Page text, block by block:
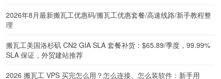
2026年8月最新搬瓦工优惠码/搬瓦工优惠套餐/高速线路/新手教程整
理
搬瓦工美国洛杉矶 CN2 GIA SLA 套餐补货：$65.89/季度，99.99%
SLA 保证，外贸建站推荐
2026 搬瓦工 VPS 买完怎么用？怎么连接、怎么装软件：新手用